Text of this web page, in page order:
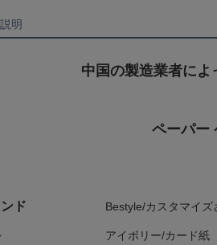
明
中国の製造業者に
ペーパー
ド Bestyle/カスタマイズ
アイボリー/カード紙